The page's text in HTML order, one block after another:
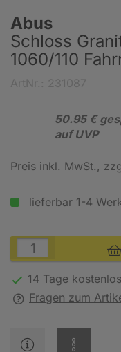
Abus
Schloss
1060/110
50.95 €
auf UVP
Preis inkl. MwSt.,
lieferbar 1-4
14 Tage
Fragen zum